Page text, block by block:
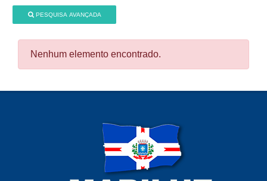
PESQUISA AVANÇADA
Nenhum elemento encontrado.